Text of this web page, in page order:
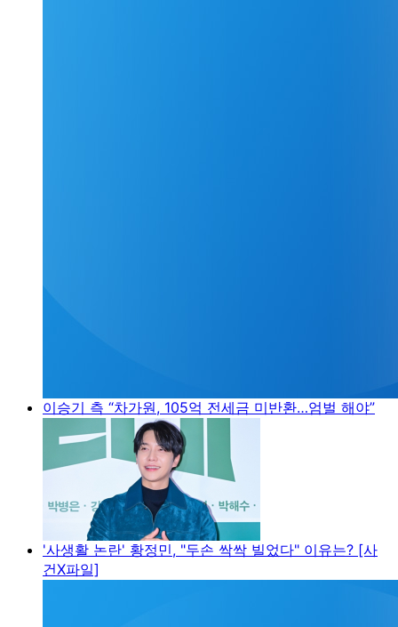
이승기 측 “차가원, 105억 전세금 미반환…엄벌 해야”
'사생활 논란' 황정민, "두손 싹싹 빌었다" 이유는? [사
건X파일]